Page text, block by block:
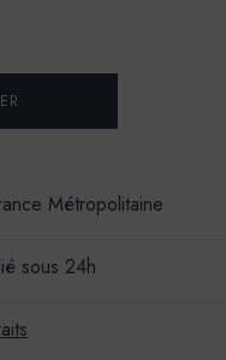
Métropolitaine
sous 24h